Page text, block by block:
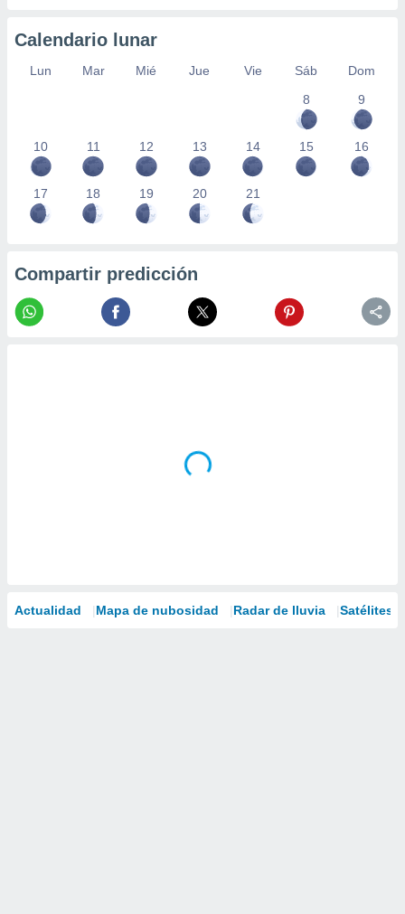
Calendario lunar
Lun Mar Mié Jue Vie Sáb
Dom
8
9
10 11 12 13 14 15 16
17 18 19 20 21
Compartir predicción
Actualidad Mapa de nubosidad Radar de lluvia Satélites